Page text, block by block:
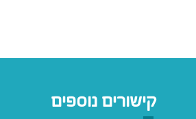
קישורים נוספים